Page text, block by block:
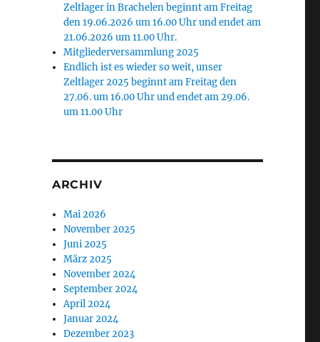
Zeltlager in Brachelen beginnt am Freitag
den 19.06.2026 um 16.00 Uhr und endet am
21.06.2026 um 11.00 Uhr.
Mitgliederversammlung 2025
Endlich ist es wieder so weit, unser
Zeltlager 2025 beginnt am Freitag den
27.06. um 16.00 Uhr und endet am 29.06.
um 11.00 Uhr
ARCHIV
Mai 2026
November 2025
Juni 2025
März 2025
November 2024
September 2024
April 2024
Januar 2024
Dezember 2023